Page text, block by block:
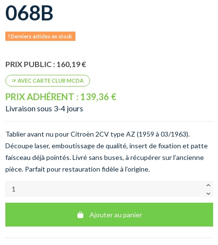
068B
Derniers articles en stock
PRIX PUBLIC : 160,19 €
PRIX ADHÉRENT : 139,36 €
Livraison sous 3-4 jours
Tablier avant nu pour Citroën 2CV type AZ (1959 à 03/1963).
Découpe laser, emboutissage de qualité, insert de fixation et patte
faisceau déjà pointés. Livré sans buses, à récupérer sur l’ancienne
pièce. Parfait pour restauration fidèle à l’origine.
Ajouter au panier